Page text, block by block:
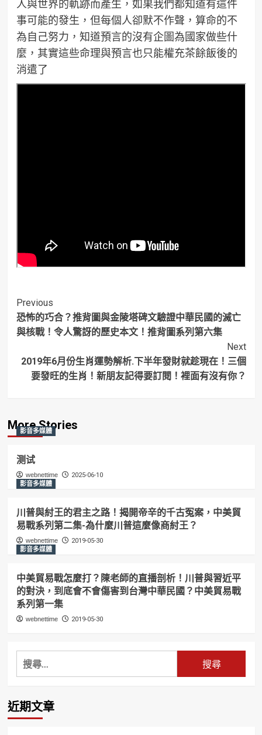
人與世界的軌跡而產生，如果我們都知道有這件
事可能的發生，但每個人卻默不作聲，算命的不
為自己努力，知道預言的沒有企圖為國家做些什
麼，其實這些命理與預言也只能權充茶餘飯後的
消遣了
Post
Navigation
Previous
恐怖的巧合？推背圖與金陵塔碑文驗證中華民國的滅亡
與核戰！令人驚訝的歷史本文！推背圖系列第六集
Next
2019年6月份生肖運勢解析.下半年發財就趁現在！三個
要發旺的生肖！新朋友記得要訂閱！裡面有沒有你？
More Stories
影音多媒體
测试
webnettime
2025-06-10
影音多媒體
川普與紂王的君主之路！揭開帝辛的千古冤案，中美貿
易戰系列第二集-為什麼川普這麼像商紂王？
webnettime
2019-05-30
影音多媒體
中美貿易戰怎麼打？陳老師的直播剖析！川普與習近平
的對決，到底會不會傷害到台灣中華民國？中美貿易戰
系列第一集
webnettime 2019-05-30
搜
尋
鍵
字:
近期文章